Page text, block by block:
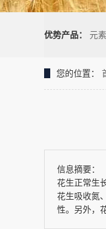
优势产品： 元
您的位置：
信息摘要：
花生正常生
花生吸收氮
性。另外，